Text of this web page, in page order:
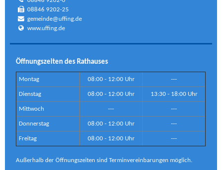
08846 9202-25
gemeinde@uffing.de
www.uffing.de
Öffnungszeiten des Rathauses
Montag 08:00 - 12:00 Uhr ---
Dienstag 08:00 - 12:00 Uhr 13:30 - 18:00 Uhr
Mittwoch --- ---
Donnerstag 08:00 - 12:00 Uhr ---
Freitag 08:00 - 12:00 Uhr ---
Außerhalb der Öffnungszeiten sind Terminvereinbarungen möglich.